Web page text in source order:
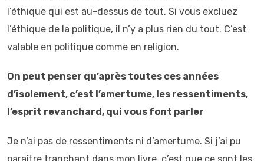
l’éthique qui est au-dessus de tout. Si vous excluez
l’éthique de la politique, il n’y a plus rien du tout. C’est
valable en politique comme en religion.
On peut penser qu’après toutes ces années
d’isolement, c’est l’amertume, les ressentiments,
l’esprit revanchard, qui vous font parler
Je n’ai pas de ressentiments ni d’amertume. Si j’ai pu